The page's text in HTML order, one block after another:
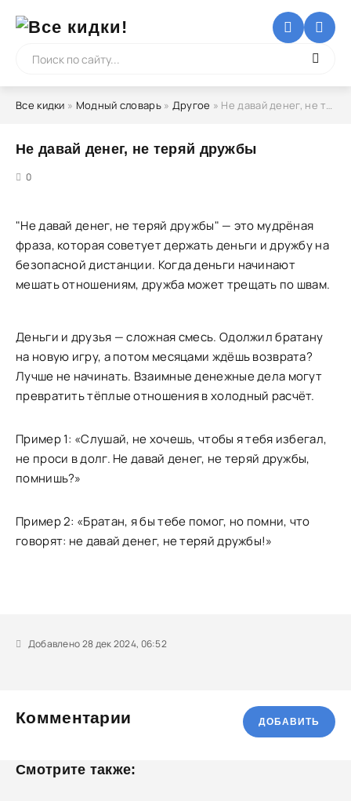
Все кидки » Модный словарь» Другое » Не давай денег, не теряй дружбы
Не давай денег, не теряй дружбы
0
"Не давай денег, не теряй дружбы" — это мудрёная
фраза, которая советует держать деньги и дружбу на
безопасной дистанции. Когда деньги начинают
мешать отношениям, дружба может трещать по швам.
Деньги и друзья — сложная смесь. Одолжил братану
на новую игру, а потом месяцами ждёшь возврата?
Лучше не начинать. Взаимные денежные дела могут
превратить тёплые отношения в холодный расчёт.
Пример 1: «Слушай, не хочешь, чтобы я тебя избегал,
не проси в долг. Не давай денег, не теряй дружбы,
помнишь?»
Пример 2: «Братан, я бы тебе помог, но помни, что
говорят: не давай денег, не теряй дружбы!»
Добавлено 28 дек 2024, 06:52
Комментарии ДОБАВИТЬ
Смотрите также: